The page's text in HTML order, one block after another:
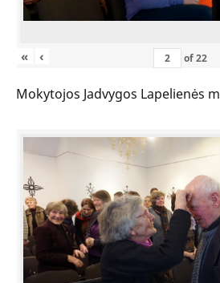
« ‹ of22
Mokytojos Jadvygos Lapelienės